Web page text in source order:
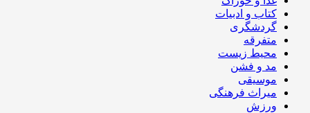
کتاب و ادبیات
گردشگری
متفرقه
محیط زیست
مد و فشن
موسیقی
میراث فرهنگی
ورزش